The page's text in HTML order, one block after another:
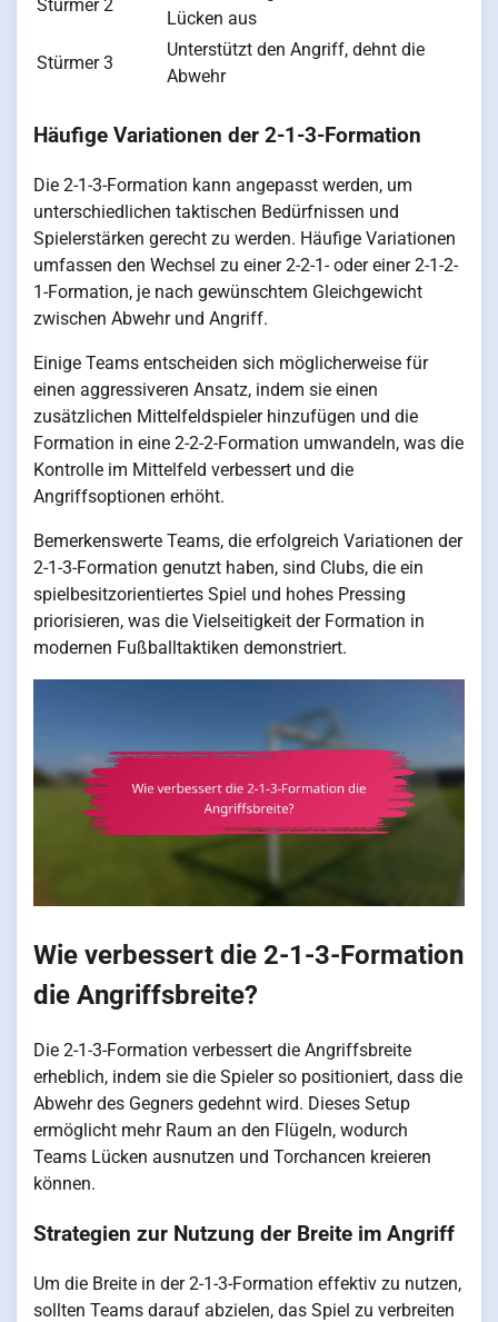
Stürmer 2
Lücken aus
Stürmer 3
Unterstützt den Angriff, dehnt die
Abwehr
Häufige Variationen der 2-1-3-Formation
Die 2-1-3-Formation kann angepasst werden, um
unterschiedlichen taktischen Bedürfnissen und
Spielerstärken gerecht zu werden. Häufige Variationen
umfassen den Wechsel zu einer 2-2-1- oder einer 2-1-2-
1-Formation, je nach gewünschtem Gleichgewicht
zwischen Abwehr und Angriff.
Einige Teams entscheiden sich möglicherweise für
einen aggressiveren Ansatz, indem sie einen
zusätzlichen Mittelfeldspieler hinzufügen und die
Formation in eine 2-2-2-Formation umwandeln, was die
Kontrolle im Mittelfeld verbessert und die
Angriffsoptionen erhöht.
Bemerkenswerte Teams, die erfolgreich Variationen der
2-1-3-Formation genutzt haben, sind Clubs, die ein
spielbesitzorientiertes Spiel und hohes Pressing
priorisieren, was die Vielseitigkeit der Formation in
modernen Fußballtaktiken demonstriert.
Wie verbessert die 2-1-3-Formation
die Angriffsbreite?
Die 2-1-3-Formation verbessert die Angriffsbreite
erheblich, indem sie die Spieler so positioniert, dass die
Abwehr des Gegners gedehnt wird. Dieses Setup
ermöglicht mehr Raum an den Flügeln, wodurch
Teams Lücken ausnutzen und Torchancen kreieren
können.
Strategien zur Nutzung der Breite im Angriff
Um die Breite in der 2-1-3-Formation effektiv zu nutzen,
sollten Teams darauf abzielen, das Spiel zu verbreiten